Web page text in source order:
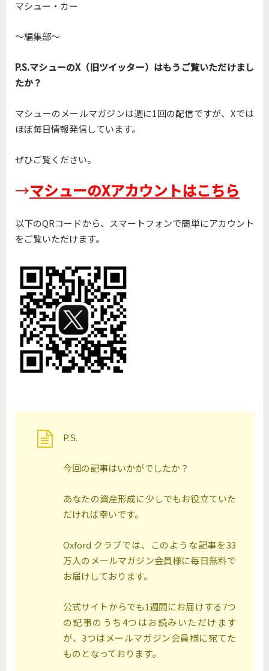
マシュー・カー
〜編集部〜
P.S.マシューのX（旧ツイッター）はもうご覧いただけまし
たか？
マシューのメールマガジンは週に1回の配信ですが、 Xでは
ほぼ毎日情報発信しています。
ぜひご覧ください。
→マシューのXアカウントはこちら
以下のQRコードから、スマートフォンで簡単にアカウント
をご覧いただけます。
P.S.
今回の記事はいかがでしたか？
あなたの資産形成に少しでもお役立ていた
だければ幸いです。
Oxford クラブでは、このような記事を33
万人のメールマガジン会員様に毎日無料で
お届けしております。
公式サイトからでも1週間にお届けする7つ
の記事のうち4つはお読みいただけます
が、3つはメールマガジン会員様に宛てた
ものとなっております。